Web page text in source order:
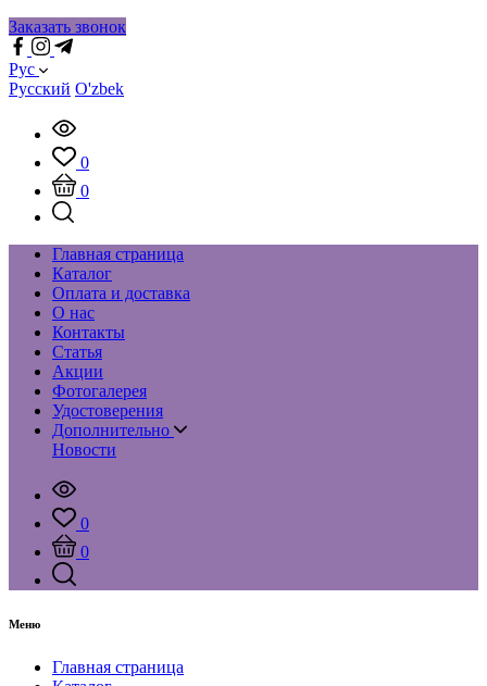
Заказать звонок
Рус
Русский O'zbek
0
0
Главная страница
Каталог
Оплата и доставка
О нас
Контакты
Статья
Акции
Фотогалерея
Удостоверения
Дополнительно
Новости
0
0
Меню
Главная страница